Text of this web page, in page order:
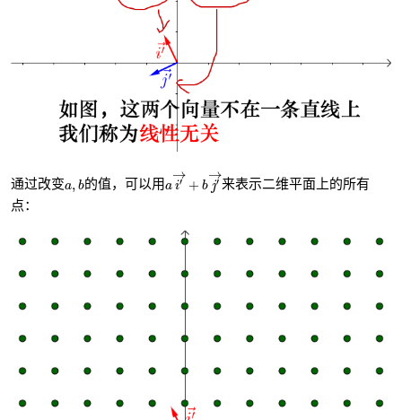
通过改变a, b
b的值，可以用a
→
i′ + b
→
j′
→ →
来表示二维平面上的所有
点：